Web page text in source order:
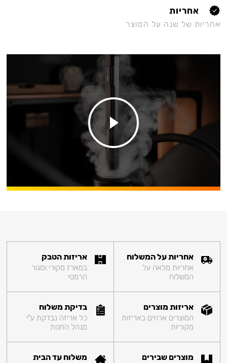
אחריות
אחריות של שנה על המוצר
אחריות על המשלוח
אחריות מלאה על
המשלוח
אריזות הטבק
במארז מקורי וסגור
הרמטי
אריזות מוצרים
המוצרים ארוזים באריזות
מקוריות
בדיקת משלוח
כל אריזה נבדקת ע"י
מנהל החנות
מוצרים שבירים משלוח עד הבית